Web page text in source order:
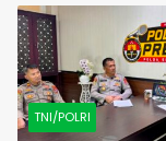
KEJATI Lampung
TNI/POLRI